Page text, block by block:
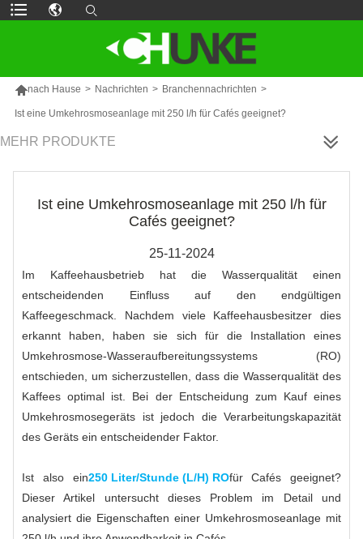
nach Hause > Nachrichten > Branchennachrichten >
Ist eine Umkehrosmoseanlage mit 250 l/h für Cafés geeignet?
MEHR PRODUKTE
Ist eine Umkehrosmoseanlage mit 250 l/h für
Cafés geeignet?
25-11-2024
Im Kaffeehausbetrieb hat die Wasserqualität einen
entscheidenden Einfluss auf den endgültigen
Kaffeegeschmack. Nachdem viele Kaffeehausbesitzer dies
erkannt haben, haben sie sich für die Installation eines
Umkehrosmose-Wasseraufbereitungssystems (RO)
entschieden, um sicherzustellen, dass die Wasserqualität des
Kaffees optimal ist. Bei der Entscheidung zum Kauf eines
Umkehrosmosegeräts ist jedoch die Verarbeitungskapazität
des Geräts ein entscheidender Faktor.
Ist also ein250 Liter/Stunde (L/H) ROfür Cafés geeignet?
Dieser Artikel untersucht dieses Problem im Detail und
analysiert die Eigenschaften einer Umkehrosmoseanlage mit